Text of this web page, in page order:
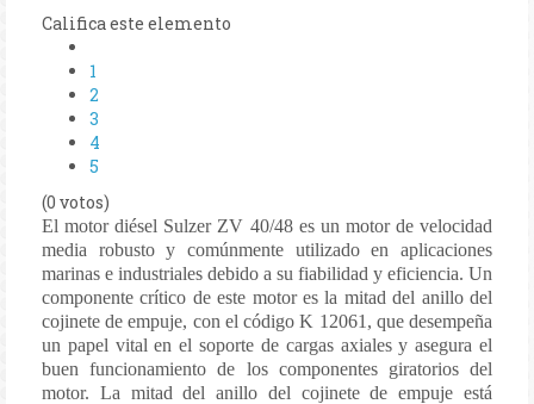
Califica este elemento
1
2
3
4
5
(0 votos)
El motor diésel Sulzer ZV 40/48 es un motor de velocidad
media robusto y comúnmente utilizado en aplicaciones
marinas e industriales debido a su fiabilidad y eficiencia. Un
componente crítico de este motor es la mitad del anillo del
cojinete de empuje, con el código K 12061, que desempeña
un papel vital en el soporte de cargas axiales y asegura el
buen funcionamiento de los componentes giratorios del
motor. La mitad del anillo del cojinete de empuje está